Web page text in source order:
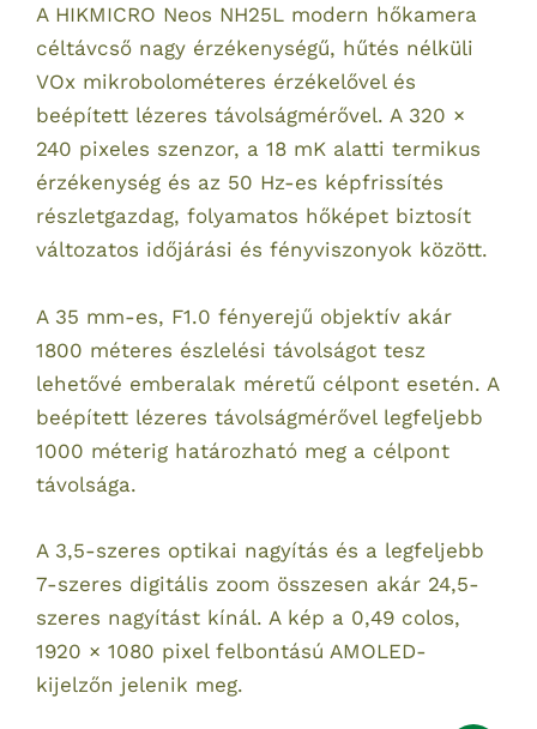
A HIKMICRO Neos NH25L modern hőkamera
céltávcső nagy érzékenységű, hűtés nélküli
VOx mikrobolométeres érzékelővel és
beépített lézeres távolságmérővel. A 320 ×
240 pixeles szenzor, a 18 mK alatti termikus
érzékenység és az 50 Hz-es képfrissítés
részletgazdag, folyamatos hőképet biztosít
változatos időjárási és fényviszonyok között.
A 35 mm-es, F1.0 fényerejű objektív akár
1800 méteres észlelési távolságot tesz
lehetővé emberalak méretű célpont esetén. A
beépített lézeres távolságmérővel legfeljebb
1000 méterig határozható meg a célpont
távolsága.
A 3,5-szeres optikai nagyítás és a legfeljebb
7-szeres digitális zoom összesen akár 24,5-
szeres nagyítást kínál. A kép a 0,49 colos,
1920 × 1080 pixel felbontású AMOLED-
kijelzőn jelenik meg.